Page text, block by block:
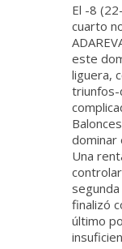
El -8
cuarto
este
liguera,
triunfos-
dominar
Una
finalizó
último